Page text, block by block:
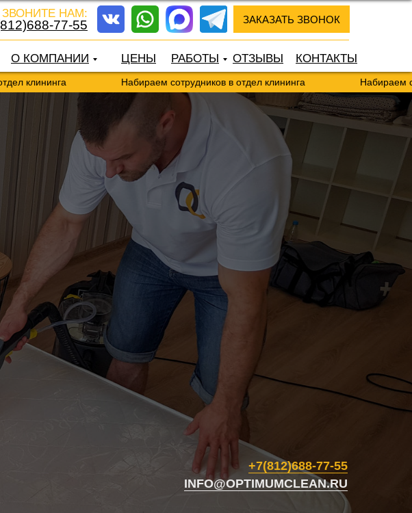
ЗАКАЗАТЬ ЗВОНОК
ЦЕНЫ РАБОТЫ КОНТАКТЫ
О КОМПАНИИ ОТЗЫВЫ
ЗВОНИТЕ НАМ:
77-55
Набираем сотрудников в отдел клининга Набираем
+7(812)688-77-55
INFO@OPTIMUMCLEAN.RU